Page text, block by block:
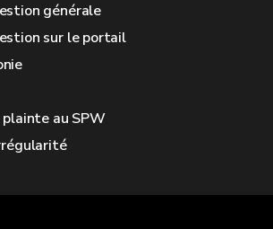
générale
sur le portail
au SPW